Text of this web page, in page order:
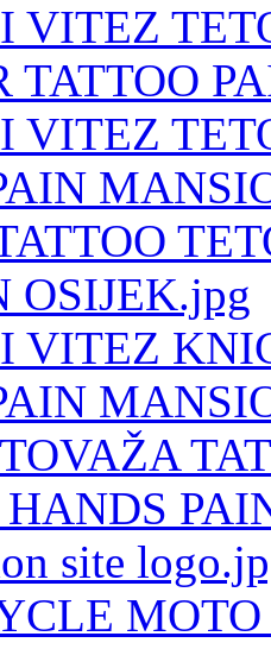
VITEZ
TATTOO
VITEZ
OSIJEK.jpg
VITEZ
site